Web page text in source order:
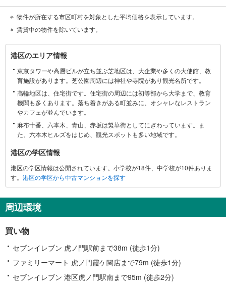
物件が所在する市区町村を対象とした平均価格を表示しています。
賃貸中の物件を除いています。
港
区
に
す
る
報
港区のエリア情報
東京タワーや高層ビルが立ち並ぶ芝地区は、大企業や多くの大使館、教
育施設があります。芝公園周辺には神社や寺院があり観光名所です。
高輪地区は、住宅街です。住宅街の周辺には初等部から大学まで、教育
機関も多くあります。落ち着きがある町並みに、オシャレなレストラン
やカフェが並んでいます。
麻布十番、六本木、青山、赤坂は繁華街としてにぎわっています。ま
た、六本木ヒルズをはじめ、観光スポットも多い地域です。
港区の学区情報
港区の学区情報は公開されています。小学校が18件、中学校が10件ありま
す。 港区の学区から中古マンションを探す
周辺環境
買い物
セブンイレブン 虎ノ門駅前まで38m (徒歩1分)
ファミリーマート 虎ノ門霞ケ関店まで79m (徒歩1分)
セブンイレブン 港区虎ノ門駅南まで95m (徒歩2分)